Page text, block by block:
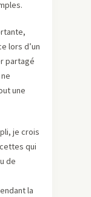
lors d’un
partagé
une
je crois
qui
de
la